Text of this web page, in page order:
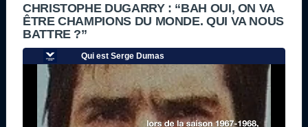
CHRISTOPHE DUGARRY : “BAH OUI, ON VA
ÊTRE CHAMPIONS DU MONDE. QUI VA NOUS
BATTRE ?”